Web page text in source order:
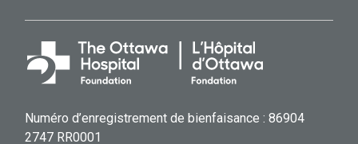
Numéro d’enregistrement de bienfaisance : 86904
2747 RR0001